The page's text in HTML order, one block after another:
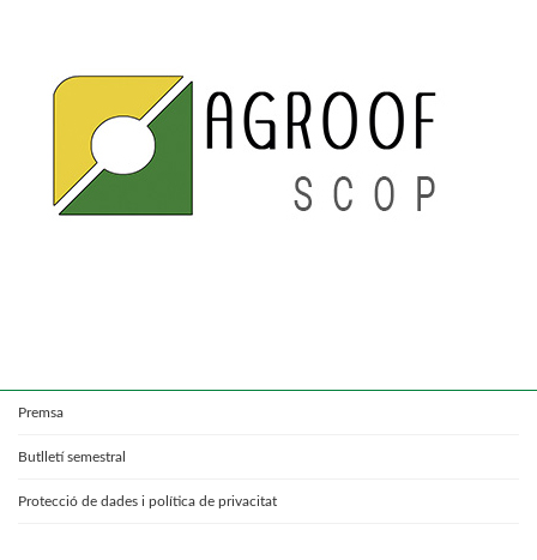
Premsa
Butlletí semestral
Protecció de dades i política de privacitat